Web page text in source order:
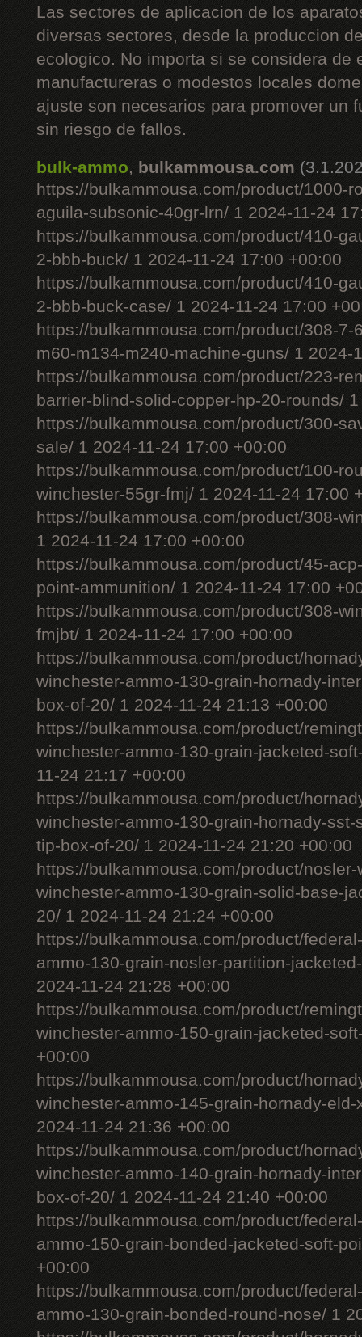
Las sectores de aplicacion de los
diversas sectores, desde la produccion
ecologico. No importa si se considera de
manufactureras o modestos locales
ajuste son necesarios para promover un
sin riesgo de fallos.
bulk-ammo, bulkammousa.com
https://bulkammousa.com/product/1000-
aguila-subsonic-40gr-lrn/ 1 2024-11-24
https://bulkammousa.com/product/410-
2-bbb-buck/ 1 2024-11-24 17:00 +00:00
https://bulkammousa.com/product/410-
2-bbb-buck-case/ 1 2024-11-24 17:00
https://bulkammousa.com/product/308-7-
m60-m134-m240-machine-guns/ 1 2024-
https://bulkammousa.com/product/223-
barrier-blind-solid-copper-hp-20-rounds/
https://bulkammousa.com/product/300-
sale/ 1 2024-11-24 17:00 +00:00
https://bulkammousa.com/product/100-
winchester-55gr-fmj/ 1 2024-11-24 17:00
https://bulkammousa.com/product/308-
1 2024-11-24 17:00 +00:00
https://bulkammousa.com/product/45-
point-ammunition/ 1 2024-11-24 17:00
https://bulkammousa.com/product/308-
fmjbt/ 1 2024-11-24 17:00 +00:00
https://bulkammousa.com/product/
winchester-ammo-130-grain-hornady-
box-of-20/ 1 2024-11-24 21:13 +00:00
https://bulkammousa.com/product/
winchester-ammo-130-grain-jacketed-
11-24 21:17 +00:00
https://bulkammousa.com/product/
winchester-ammo-130-grain-hornady-
tip-box-of-20/ 1 2024-11-24 21:20 +00:00
https://bulkammousa.com/product/
winchester-ammo-130-grain-solid-base-
20/ 1 2024-11-24 21:24 +00:00
https://bulkammousa.com/product/
ammo-130-grain-nosler-partition-
2024-11-24 21:28 +00:00
https://bulkammousa.com/product/
winchester-ammo-150-grain-jacketed-
+00:00
https://bulkammousa.com/product/
winchester-ammo-145-grain-hornady-
2024-11-24 21:36 +00:00
https://bulkammousa.com/product/
winchester-ammo-140-grain-hornady-
box-of-20/ 1 2024-11-24 21:40 +00:00
https://bulkammousa.com/product/
ammo-150-grain-bonded-jacketed-soft-
+00:00
https://bulkammousa.com/product/
ammo-130-grain-bonded-round-nose/ 1